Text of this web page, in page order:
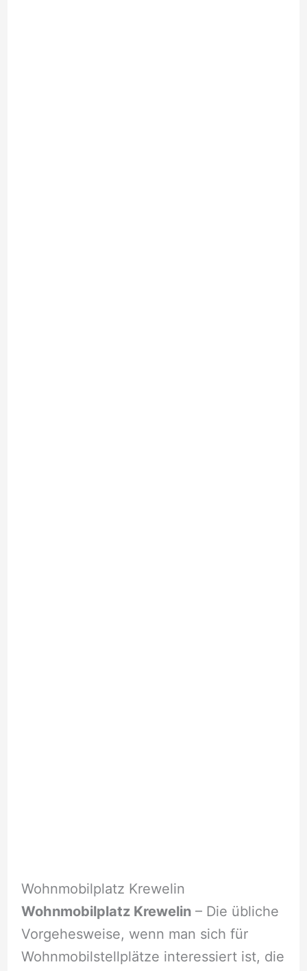
Wohnmobilplatz Krewelin
Wohnmobilplatz Krewelin– Die übliche
Vorgehesweise, wenn man sich für
Wohnmobilstellplätze interessiert ist, die